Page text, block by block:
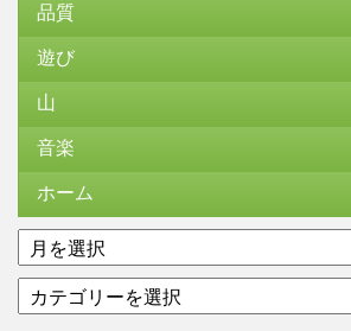
品質
遊び
山
音楽
ホーム
ア
ー
イ
テ